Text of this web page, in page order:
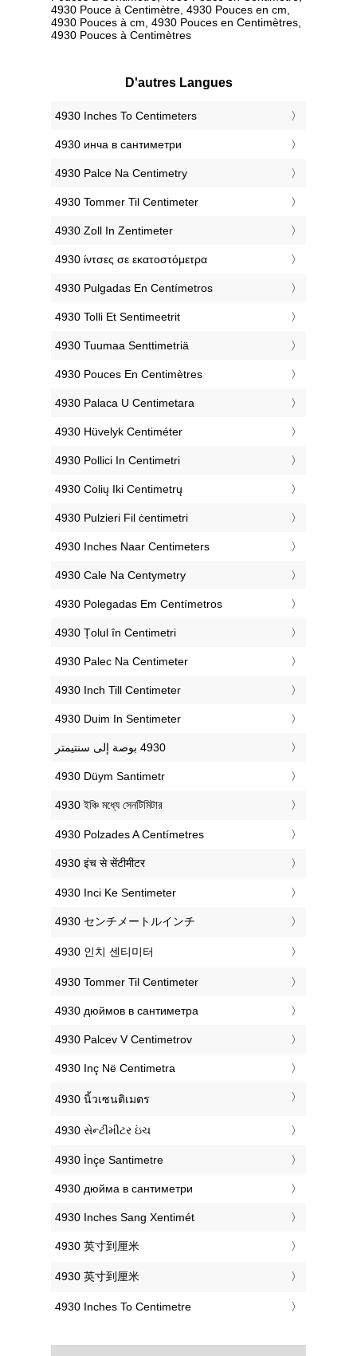
4930 Pouce à Centimètre, 4930 Pouces en cm,
4930 Pouces à cm, 4930 Pouces en Centimètres,
4930 Pouces à Centimètres
D'autres Langues
‎4930 Inches To Centimeters
‎4930 инча в сантиметри
‎4930 Palce Na Centimetry
‎4930 Tommer Til Centimeter
‎4930 Zoll In Zentimeter
‎4930 ίντσες σε εκατοστόμετρα
‎4930 Pulgadas En Centímetros
‎4930 Tolli Et Sentimeetrit
‎4930 Tuumaa Senttimetriä
‎4930 Pouces En Centimètres
‎4930 Palaca U Centimetara
‎4930 Hüvelyk Centiméter
‎4930 Pollici In Centimetri
‎4930 Colių Iki Centimetrų
‎4930 Pulzieri Fil ċentimetri
‎4930 Inches Naar Centimeters
‎4930 Cale Na Centymetry
‎4930 Polegadas Em Centímetros
‎4930 Țolul în Centimetri
‎4930 Palec Na Centimeter
‎4930 Inch Till Centimeter
‎4930 Duim In Sentimeter
‎4930 Düym Santimetr
‎4930 ইঞ্চি মধ্যে সেনটিমিটার
‎4930 Polzades A Centímetres
‎4930 इंच से सेंटीमीटर
‎4930 Inci Ke Sentimeter
‎4930 センチメートルインチ
‎4930 인치 센티미터
‎4930 Tommer Til Centimeter
‎4930 дюймов в сантиметра
‎4930 Palcev V Centimetrov
‎4930 Inç Në Centimetra
‎4930 นิ้วเซนติเมตร
‎4930 સેન્ટીમીટર ઇંચ
‎4930 İnçe Santimetre
‎4930 дюйма в сантиметри
‎4930 Inches Sang Xentimét
‎4930 英寸到厘米
‎4930 英寸到厘米
‎4930 Inches To Centimetre